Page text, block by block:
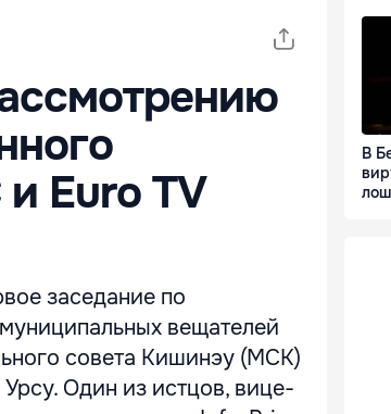
Euro TV
заседание по
вещателей
совета Кишинэу (МСК)
Один из истцов, вице-
В